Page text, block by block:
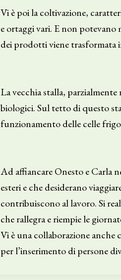
Vi è poi la coltivazione,
e ortaggi vari. E non
dei prodotti viene
La vecchia stalla,
biologici. Sul tetto di questo
funzionamento delle celle
Ad affiancare Onesto e Carla
esteri e che desiderano
contribuiscono al lavoro. Si
che rallegra e riempie le
Vi è una collaborazione anche
per l’inserimento di persone